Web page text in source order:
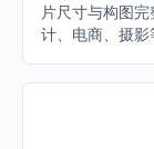
片尺寸与构图
计、电商、摄影